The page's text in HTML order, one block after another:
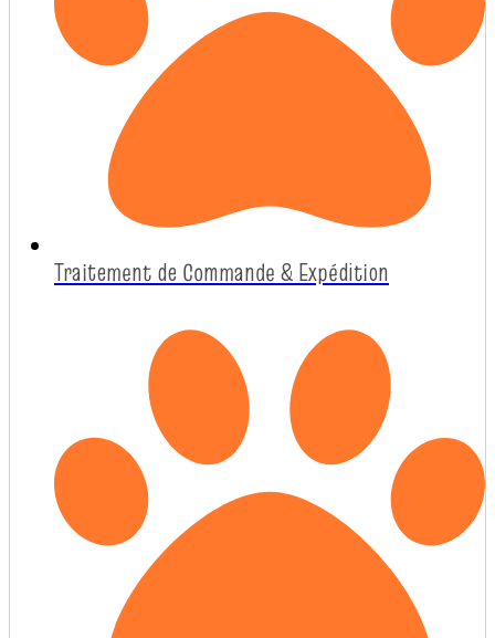
Traitement de Commande & Expédition